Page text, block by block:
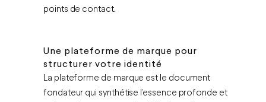
points de contact.
Une plateforme de marque pour
structurer votre identité
La plateforme de marque est le document
fondateur qui synthétise l’essence profonde et